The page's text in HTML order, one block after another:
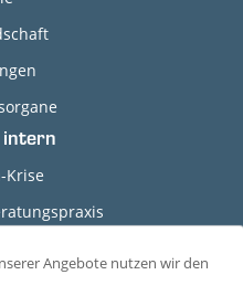
Angebote nutzen wir den
intern
Krise